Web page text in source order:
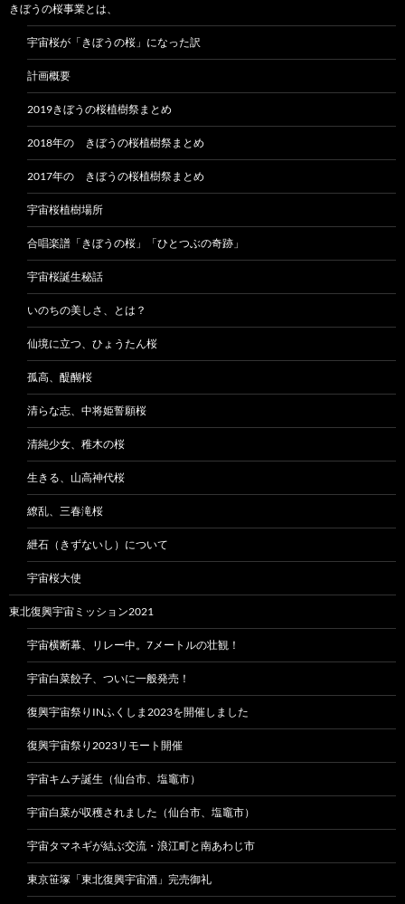
きぼうの桜事業とは、
宇宙桜が「きぼうの桜」になった訳
計画概要
2019きぼうの桜植樹祭まとめ
2018年の きぼうの桜植樹祭まとめ
2017年の きぼうの桜植樹祭まとめ
宇宙桜植樹場所
合唱楽譜「きぼうの桜」「ひとつぶの奇跡」
宇宙桜誕生秘話
いのちの美しさ、とは？
仙境に立つ、ひょうたん桜
孤高、醍醐桜
清らな志、中将姫誓願桜
清純少女、稚木の桜
生きる、山高神代桜
繚乱、三春滝桜
紲石（きずないし）について
宇宙桜大使
東北復興宇宙ミッション2021
宇宙横断幕、リレー中。7メートルの壮観！
宇宙白菜餃子、ついに一般発売！
復興宇宙祭りINふくしま2023を開催しました
復興宇宙祭り2023リモート開催
宇宙キムチ誕生（仙台市、塩竈市）
宇宙白菜が収穫されました（仙台市、塩竈市）
宇宙タマネギが結ぶ交流・浪江町と南あわじ市
東京笹塚「東北復興宇宙酒」完売御礼